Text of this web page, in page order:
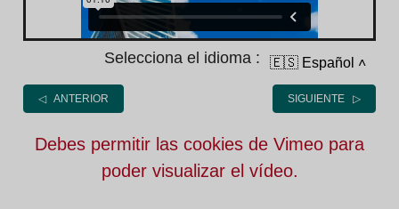
Selecciona el idioma : 🇪🇸 Español ˄
◁ ANTERIOR SIGUIENTE ▷
Debes permitir las cookies de Vimeo para
poder visualizar el vídeo.